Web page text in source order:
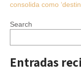
consolida como
Search
Entradas